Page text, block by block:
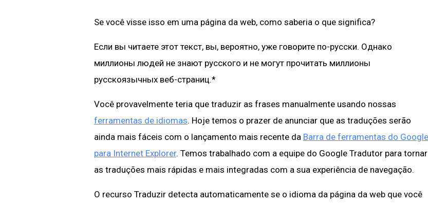
Se você visse isso em uma página da web, como saberia o que significa?
Если вы читаете этот текст, вы, вероятно, уже говорите по-русски. Однако
миллионы людей не знают русского и не могут прочитать миллионы
русскоязычных веб-страниц.*
Você provavelmente teria que traduzir as frases manualmente usando nossas
ferramentas de idiomas. Hoje temos o prazer de anunciar que as traduções serão
ainda mais fáceis com o lançamento mais recente da Barra de ferramentas do Google
para Internet Explorer. Temos trabalhado com a equipe do Google Tradutor para tornar
as traduções mais rápidas e mais integradas com a sua experiência de navegação.
O recurso Traduzir detecta automaticamente se o idioma da página da web que você